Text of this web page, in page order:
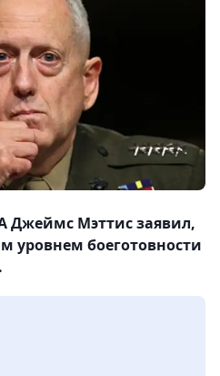
Мэттис заявил,
уровнем боеготовности